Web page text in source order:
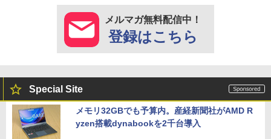
メルマガ無料配信中！
登録はこちら
Special Site
メモリ32GBでも予算内。産経新聞社がAMD R
yzen搭載dynabookを2千台導入